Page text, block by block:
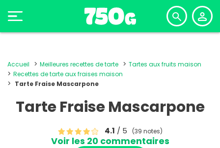
Accueil Meilleures recettes de tarte
Tartes aux fruits maison
Recettes de tarte aux fraises maison
Tarte Fraise Mascarpone
Tarte Fraise Mascarpone
4.1 / 5 (39 notes)
Voir les 20 commentaires